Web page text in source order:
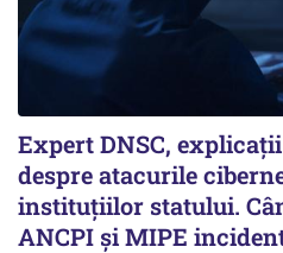
Expert DNSC,
despre atacurile
instituțiilor statului.
ANCPI și MIPE